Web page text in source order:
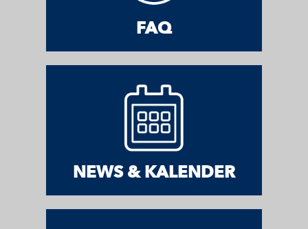
FAQ
NEWS & KALENDER